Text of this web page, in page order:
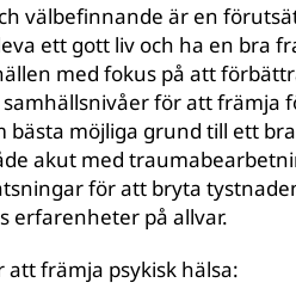
välbefinnande är en
ett gott liv och ha en bra
med fokus på att
samhällsnivåer för att främja
bästa möjliga grund till ett
akut med
för att bryta
erfarenheter på allvar.
att främja psykisk hälsa: